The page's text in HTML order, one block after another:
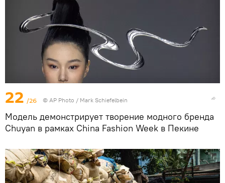
22 /26 © AP Photo / Mark Schiefelbein
Модель демонстрирует творение модного бренда
Chuyan в рамках China Fashion Week в Пекине